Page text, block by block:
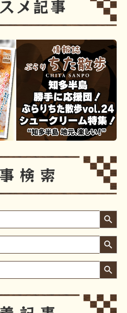
Search Button
Search Button
Search Button